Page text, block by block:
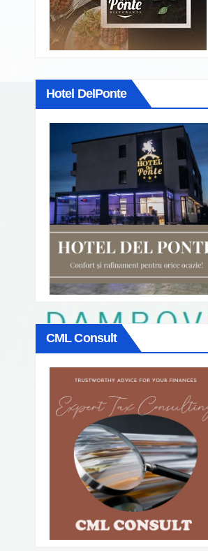
Hotel DelPonte
CML Consult